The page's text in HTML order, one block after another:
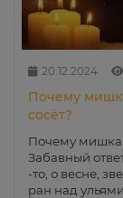
20.12.2024
Почему
сосёт?
Почему мишка
Забавный
-то, о весне,
ран над